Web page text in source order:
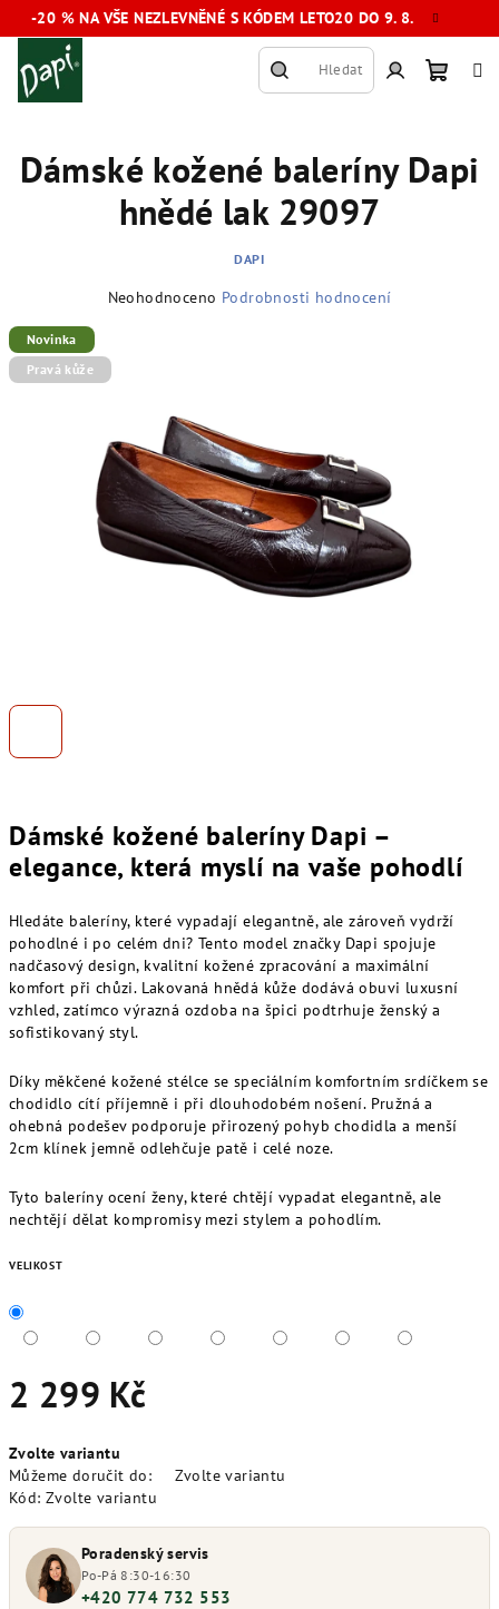
Přejít
na
-20 % NA VŠE NEZLEVNĚNÉ S KÓDEM LETO20 DO 9. 8.
Hledat
košík
Dámské kožené baleríny Dapi –
elegance, která myslí na vaše pohodlí
Hledáte baleríny, které vypadají elegantně, ale zároveň vydrží
pohodlné i po celém dni? Tento model značky Dapi spojuje
nadčasový design, kvalitní kožené zpracování a maximální
komfort při chůzi. Lakovaná hnědá kůže dodává obuvi luxusní
vzhled, zatímco výrazná ozdoba na špici podtrhuje ženský a
sofistikovaný styl.
Díky měkčené kožené stélce se speciálním komfortním srdíčkem se
chodidlo cítí příjemně i při dlouhodobém nošení. Pružná a
ohebná podešev podporuje přirozený pohyb chodidla a menší
2cm klínek jemně odlehčuje patě i celé noze.
Tyto baleríny ocení ženy, které chtějí vypadat elegantně, ale
nechtějí dělat kompromisy mezi stylem a pohodlím.
VELIKOST
2 299 Kč
cena:
Zvolte variantu
Můžeme doručit do:
Zvolte variantu
Kód: Zvolte variantu
Poradenský servis
Po-Pá 8:30-16:30
+420 774 732 553
Dámské kožené baleríny Dapi
hnědé lak 29097
DAPI
produktu
je
0,0
Neohodnoceno Podrobnosti hodnocení
Novinka
Pravá kůže